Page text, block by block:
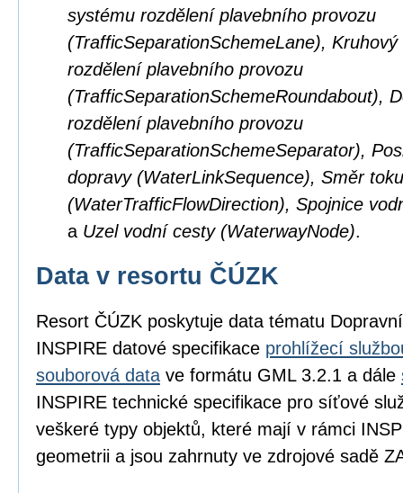
systému rozdělení plavebního provozu
(TrafficSeparationSchemeLane),
rozdělení plavebního provozu
(TrafficSeparationSchemeRoundabout),
rozdělení plavebního provozu
(TrafficSeparationSchemeSeparator),
dopravy (WaterLinkSequence), Směr
(WaterTrafficFlowDirection), Spojnice
a Uzel vodní cesty (WaterwayNode).
Data v resortu ČÚZK
Resort ČÚZK poskytuje data tématu
INSPIRE datové specifikace prohlížecí
souborová data ve formátu GML 3.2.1 a dále
INSPIRE technické specifikace pro síťové
veškeré typy objektů, které mají v rámci
geometrii a jsou zahrnuty ve zdrojové sadě